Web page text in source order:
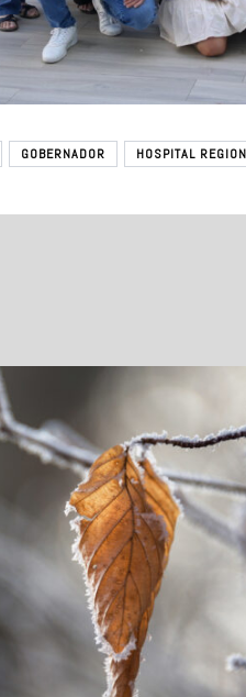
GOBERNADOR HOSPITAL